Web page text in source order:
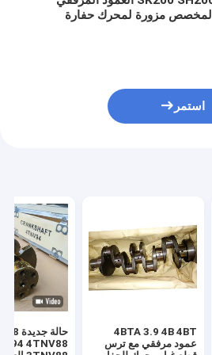
المخصص مزورة لمحرك حفارة
استمر
4BTA 3.9 4B 4BT
عمود مرفقي مع ترس
4TNV88